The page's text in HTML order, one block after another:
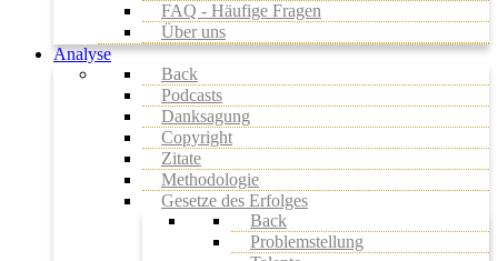
FAQ - Häufige Fragen
Über uns
Analyse
Back
Podcasts
Danksagung
Copyright
Zitate
Methodologie
Gesetze des Erfolges
Back
Problemstellung